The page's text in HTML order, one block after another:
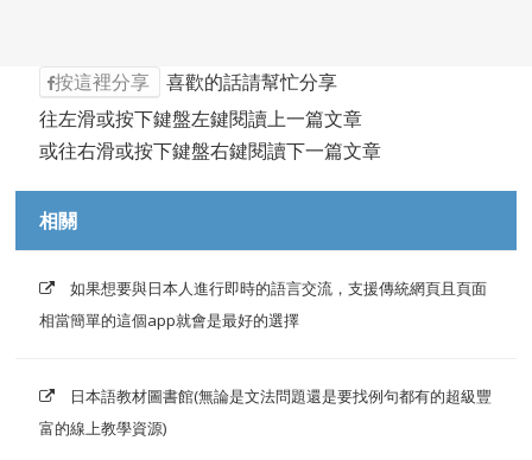
按這裡分享
喜歡的話請幫忙分享
往左滑或按下鍵盤左鍵閱讀上一篇文章
或往右滑或按下鍵盤右鍵閱讀下一篇文章
相關
如果想要與日本人進行即時的語言交流，支援傳統網頁且頁面
相當簡單的這個app就會是最好的選擇
日本語教材圖書館(無論是文法問題還是要找例句都有的超級豐
富的線上教學資源)